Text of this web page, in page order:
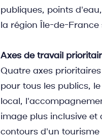
publiques, points
la région Île-de-
Axes de travail
Quatre axes
pour tous les publics,
local,
image plus inclusive et
contours d'un